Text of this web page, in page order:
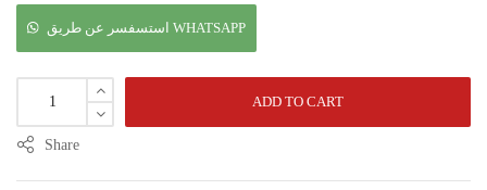
استسفسر عن طريق WHATSAPP
ADD TO CART
Share